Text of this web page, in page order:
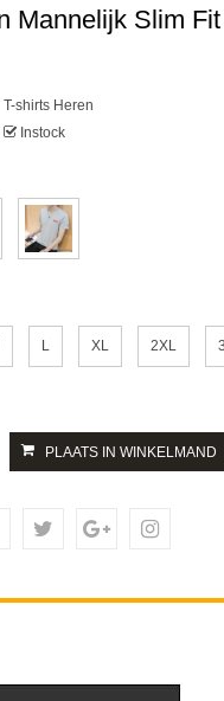
Mannelijk Slim
T-shirts Heren
Instock
L XL 2XL